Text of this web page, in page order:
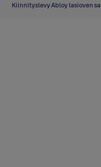
Kiinnityslevy Abloy lasioven